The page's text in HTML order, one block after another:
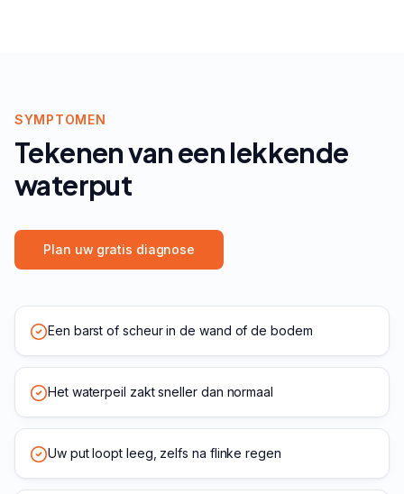
SYMPTOMEN
Tekenen van een lekkende
waterput
Plan uw gratis diagnose
Een barst of scheur in de wand of de bodem
Het waterpeil zakt sneller dan normaal
Uw put loopt leeg, zelfs na flinke regen